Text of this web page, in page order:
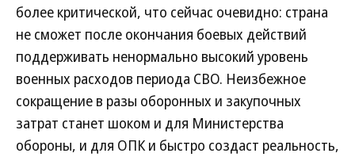
более критической, что сейчас очевидно: страна
не сможет после окончания боевых действий
поддерживать ненормально высокий уровень
военных расходов периода СВО. Неизбежное
сокращение в разы оборонных и закупочных
затрат станет шоком и для Министерства
обороны, и для ОПК и быстро создаст реальность,